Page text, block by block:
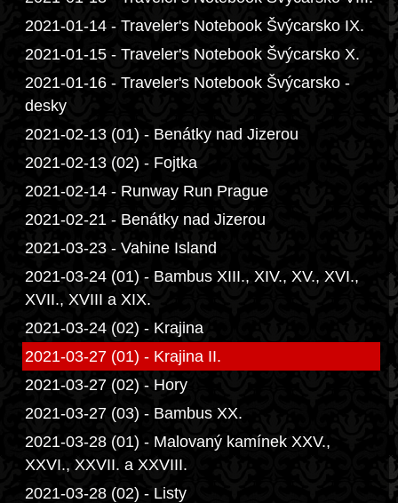
2021-01-14 - Traveler's Notebook Švýcarsko IX.
2021-01-15 - Traveler's Notebook Švýcarsko X.
2021-01-16 - Traveler's Notebook Švýcarsko -
desky
2021-02-13 (01) - Benátky nad Jizerou
2021-02-13 (02) - Fojtka
2021-02-14 - Runway Run Prague
2021-02-21 - Benátky nad Jizerou
2021-03-23 - Vahine Island
2021-03-24 (01) - Bambus XIII., XIV., XV., XVI.,
XVII., XVIII a XIX.
2021-03-24 (02) - Krajina
2021-03-27 (01) - Krajina II.
2021-03-27 (02) - Hory
2021-03-27 (03) - Bambus XX.
2021-03-28 (01) - Malovaný kamínek XXV.,
XXVI., XXVII. a XXVIII.
2021-03-28 (02) - Listy